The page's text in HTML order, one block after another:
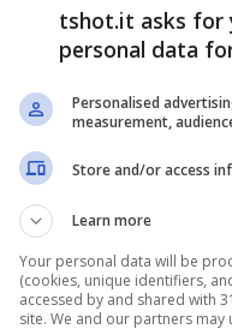
al giocatori
A
Piotr Zielinski che
dice di ispirarsi.
in azzurro.
tshot.it asks for
personal data
Personalised
measurement,
Store and/or access
Learn more
Your personal data will be
(cookies, unique identifiers,
accessed by and shared with
site. We and our partners